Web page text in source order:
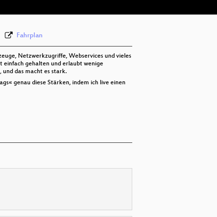
Fahrplan
Netzwerkzugriffe, Webservices und vieles
einfach gehalten und erlaubt wenige
das macht es stark.
genau diese Stärken, indem ich live einen